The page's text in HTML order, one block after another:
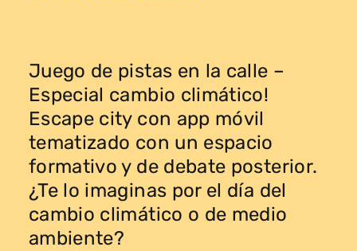
Juego de pistas en la calle –
Especial cambio climático!
Escape city con app móvil
tematizado con un espacio
formativo y de debate posterior.
¿Te lo imaginas por el día del
cambio climático o de medio
ambiente?